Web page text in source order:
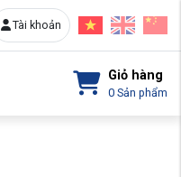
Tài khoản
Giỏ hàng
0 Sản phẩm